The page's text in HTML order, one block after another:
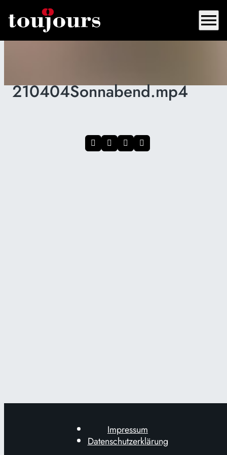
menu
210404Sonnabend.mp4
Impressum
Datenschutzerklärung